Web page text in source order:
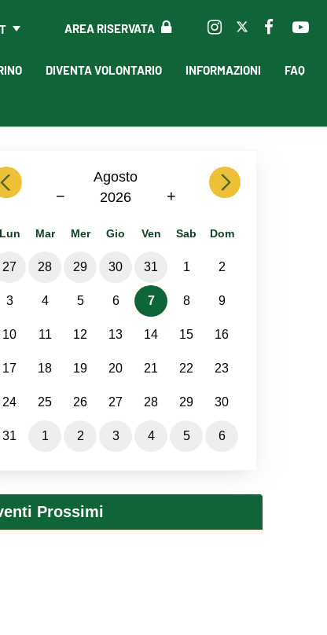
AREA RISERVATA
DIVENTA VOLONTARIO INFORMAZIONI FAQ
Agosto
2026
− +
next
Lun Mar Mer Gio Ven Sab Dom
27 28 29 30 31 1 2
3 4 5 6 7 8 9
10 11 12 13 14 15 16
17 18 19 20 21 22 23
24 25 26 27 28 29 30
31 1 2 3 4 5 6
Prossimi